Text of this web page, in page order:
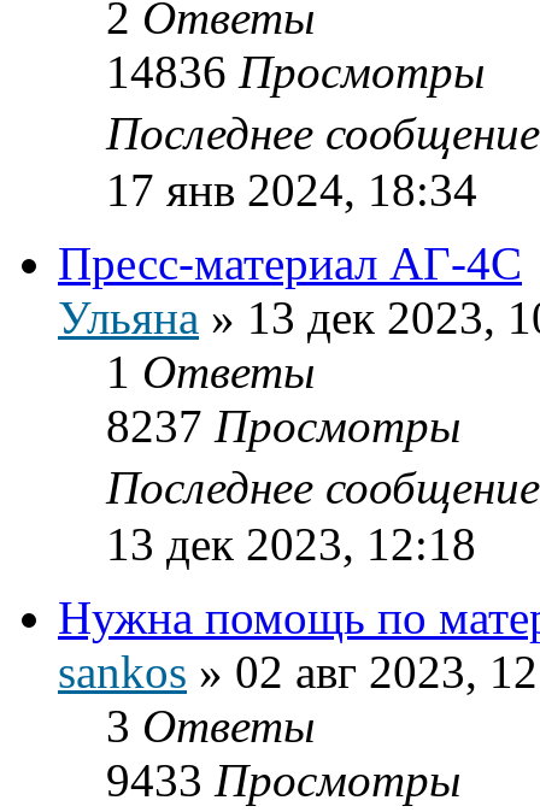
2 Ответы
14836 Просмотры
Последнее
17 янв 2024, 18:34
Пресс-материал АГ-4С
Ульяна » 13 дек 2023,
1 Ответы
8237 Просмотры
Последнее
13 дек 2023, 12:18
Нужна помощь по
sankos » 02 авг 2023,
3 Ответы
9433 Просмотры